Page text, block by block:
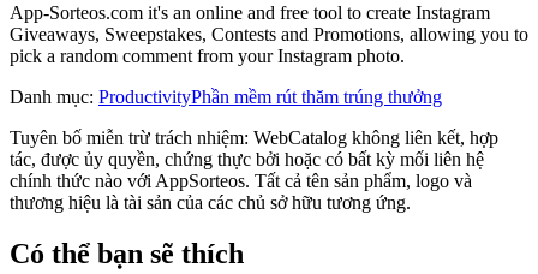
App-Sorteos.com it's an online and free tool to create Instagram
Giveaways, Sweepstakes, Contests and Promotions, allowing you to
pick a random comment from your Instagram photo.
Danh mục: ProductivityPhần mềm rút thăm trúng thưởng
Tuyên bố miễn trừ trách nhiệm: WebCatalog không liên kết, hợp
tác, được ủy quyền, chứng thực bởi hoặc có bất kỳ mối liên hệ
chính thức nào với AppSorteos. Tất cả tên sản phẩm, logo và
thương hiệu là tài sản của các chủ sở hữu tương ứng.
Có thể bạn sẽ thích